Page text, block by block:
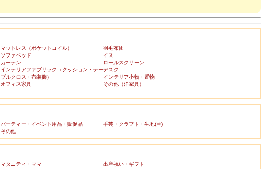
マットレス（ポケットコイル）
羽毛布団
ソファベッド
イス
カーテン
ロールスクリーン
インテリアファブリック（クッション・テー
ブルクロス・布装飾）
デスク
インテリア小物・置物
オフィス家具
その他（洋家具）
パーティー・イベント用品・販促品
手芸・クラフト・生地(⇒)
その他
マタニティ・ママ
出産祝い・ギフト